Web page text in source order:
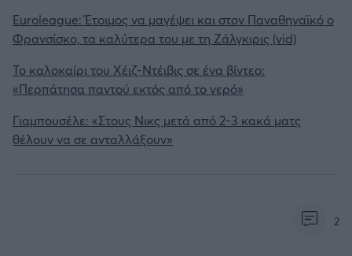
Euroleague: Έτοιμος να μαγέψει και στον Παναθηναϊκό ο
Φρανσίσκο, τα καλύτερα του με τη Ζάλγκιρις (vid)
Το καλοκαίρι του Χέιζ-Ντέιβις σε ένα βίντεο:
«Περπάτησα παντού εκτός από το νερό»
Γιαμπουσέλε: «Στους Νικς μετά από 2-3 κακά ματς
θέλουν να σε ανταλλάξουν»
2